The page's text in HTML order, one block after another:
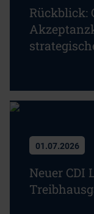
Rückblick:
01.07.2026
Neuer CDI